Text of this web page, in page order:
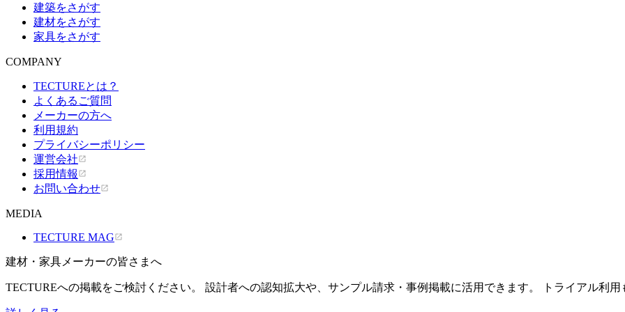
建築をさがす
建材をさがす
家具をさがす
COMPANY
TECTUREとは？
よくあるご質問
メーカーの方へ
利用規約
プライバシーポリシー
運営会社
採用情報
お問い合わせ
MEDIA
TECTURE MAG
建材・家具メーカーの皆さまへ
TECTUREへの掲載をご検討ください。 設計者への認知拡大や、サンプル請求・事例掲載に活用できます。 トライアル利用